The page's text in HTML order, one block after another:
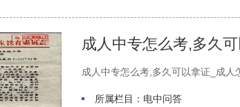
成人中专怎么考,多久可
成人中专怎么考,多久可以拿证_成人
所属栏目：电中问答